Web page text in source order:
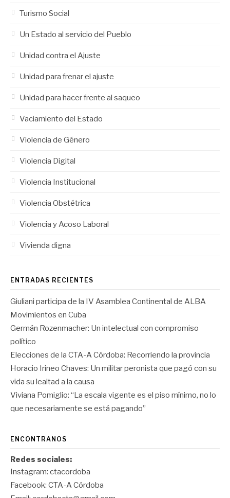
Turismo Social
Un Estado al servicio del Pueblo
Unidad contra el Ajuste
Unidad para frenar el ajuste
Unidad para hacer frente al saqueo
Vaciamiento del Estado
Violencia de Género
Violencia Digital
Violencia Institucional
Violencia Obstétrica
Violencia y Acoso Laboral
Vivienda digna
ENTRADAS RECIENTES
Giuliani participa de la IV Asamblea Continental de ALBA
Movimientos en Cuba
Germán Rozenmacher: Un intelectual con compromiso
político
Elecciones de la CTA-A Córdoba: Recorriendo la provincia
Horacio Irineo Chaves: Un militar peronista que pagó con su
vida su lealtad a la causa
Viviana Pomiglio: “La escala vigente es el piso mínimo, no lo
que necesariamente se está pagando”
ENCONTRANOS
Redes sociales:
Instagram: ctacordoba
Facebook: CTA-A Córdoba